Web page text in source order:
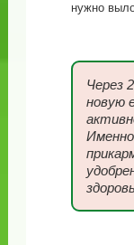
нужно
Через
новую